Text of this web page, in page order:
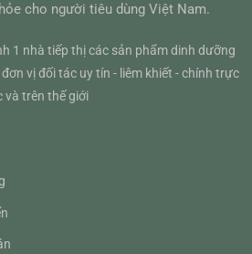
cho người tiêu dùng Việt Nam.
1 nhà tiếp thị các sản phẩm dinh dưỡng
vị đối tác uy tín - liêm khiết - chính trực
và trên thế giới